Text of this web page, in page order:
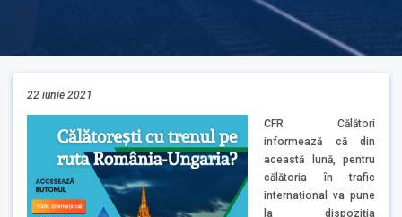
22 iunie 2021
CFR Călători
informează că din
această lună, pentru
călătoria în trafic
internațional va pune
la dispoziția